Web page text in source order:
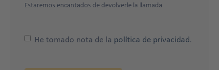
Estaremos encantados de devolverle la llamada
He tomado nota de la política de privacidad.